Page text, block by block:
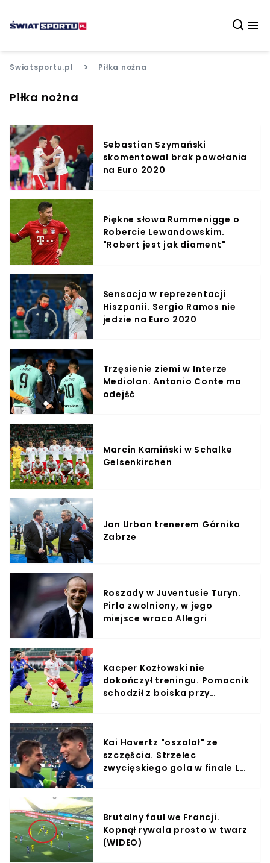
Swiatsportu.pl > Piłka nożna
Piłka nożna
Sebastian Szymański
skomentował brak powołania
na Euro 2020
Piękne słowa Rummenigge o
Robercie Lewandowskim.
"Robert jest jak diament"
Sensacja w reprezentacji
Hiszpanii. Sergio Ramos nie
jedzie na Euro 2020
Trzęsienie ziemi w Interze
Mediolan. Antonio Conte ma
odejść
Marcin Kamiński w Schalke
Gelsenkirchen
Jan Urban trenerem Górnika
Zabrze
Roszady w Juventusie Turyn.
Pirlo zwolniony, w jego
miejsce wraca Allegri
Kacper Kozłowski nie
dokończył treningu. Pomocnik
schodził z boiska przy
Kai Havertz "oszalał" ze
szczęścia. Strzelec
zwycięskiego gola w finale LM
Brutalny faul we Francji.
Kopnął rywala prosto w twarz
(WIDEO)